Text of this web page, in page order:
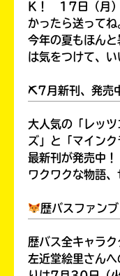
K！ 17日（月）
かったら送ってね
今年の夏もほん
は気をつけて、い
⛏7月新刊、発売
大人気の「レッ
ズ」と「マイン
最新刊が発売中
ワクワクな物語、
歴バスファン
歴バス全キャラク
左近堂絵里さん